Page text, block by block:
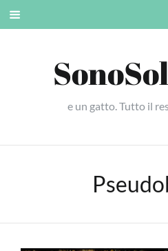
Skip
e un gatto. Tutto il